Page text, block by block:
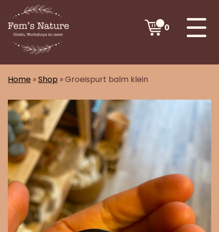
0
Home »Shop »Groeispurt balm klein